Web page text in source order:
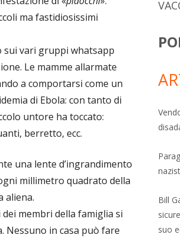
ma fastidiosissimi
vari gruppi whatsapp
Le mamme allarmate
a comportarsi come un
di Ebola: con tanto di
untore ha toccato:
berretto, ecc.
una lente d’ingrandimento
millimetro quadrato della
aliena.
membri della famiglia si
Nessuno in casa può fare
Bill
suo